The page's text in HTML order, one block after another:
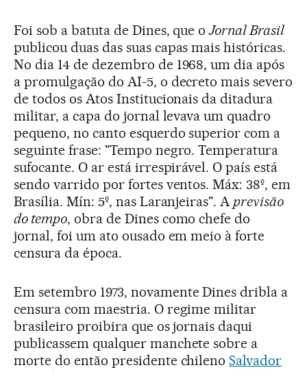
Foi sob a batuta de Dines, que oJornal Brasil
publicou duas das suas capas mais históricas.
No dia 14 de dezembro de 1968, um dia após
a promulgação do AI-5, o decreto mais severo
de todos os Atos Institucionais da ditadura
militar, a capa do jornal levava um quadro
pequeno, no canto esquerdo superior com a
seguinte frase: "Tempo negro. Temperatura
sufocante. O ar está irrespirável. O país está
sendo varrido por fortes ventos. Máx: 38º, em
Brasília. Mín: 5º, nas Laranjeiras". A previsão
do tempo, obra de Dines como chefe do
jornal, foi um ato ousado em meio à forte
censura da época.
Em setembro 1973, novamente Dines dribla a
censura com maestria. O regime militar
brasileiro proibira que os jornais daqui
publicassem qualquer manchete sobre a
morte do então presidente chilenoSalvador